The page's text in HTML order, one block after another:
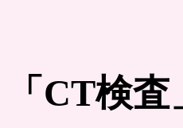
「 CT検査